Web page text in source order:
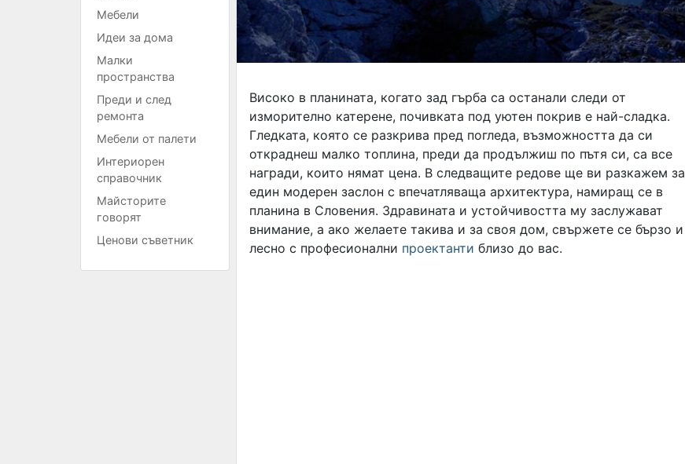
Мебели
Идеи за дома
Малки
пространства
Преди и след
ремонта
Мебели от палети
Интериорен
справочник
Майсторите
говорят
Ценови съветник
Високо в планината, когато зад гърба са останали следи от
изморително катерене, почивката под уютен покрив е най-сладка.
Гледката, която се разкрива пред погледа, възможността да си
откраднеш малко топлина, преди да продължиш по пътя си, са все
награди, които нямат цена. В следващите редове ще ви разкажем за
един модерен заслон с впечатляваща архитектура, намиращ се в
планина в Словения. Здравината и устойчивостта му заслужават
внимание, а ако желаете такива и за своя дом, свържете се бързо и
лесно с професионални проектанти близо до вас.